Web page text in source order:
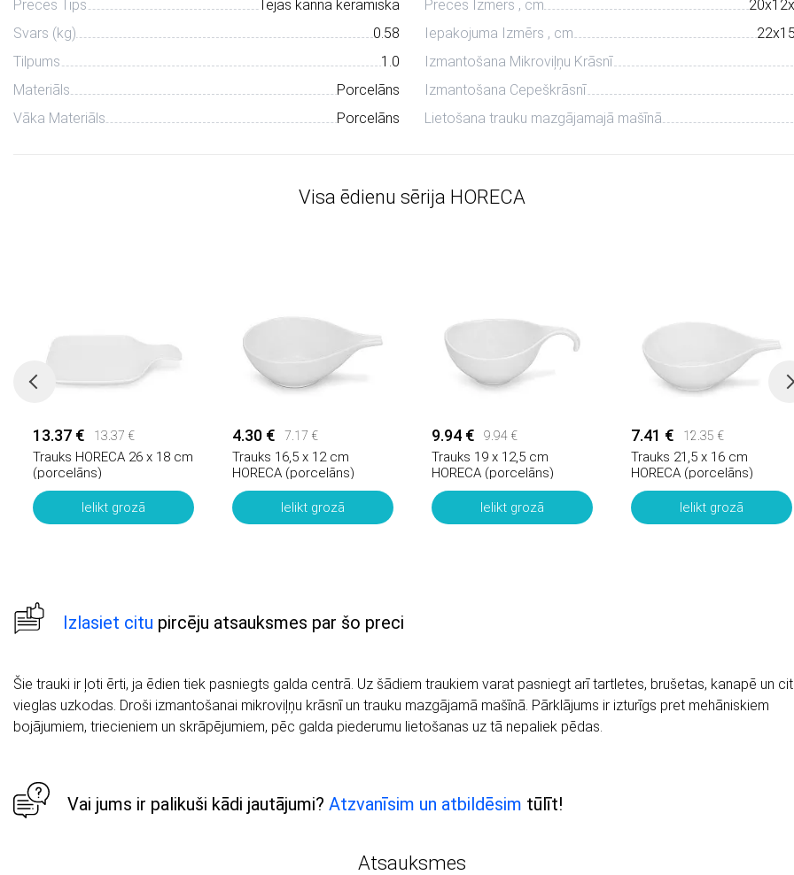
Preces Tips
Tējas kanna keramiska
Svars (kg)
0.58
Tilpums
1.0
Materiāls
Porcelāns
Vāka Materiāls
Porcelāns
Preces Izmērs , cm
Iepakojuma Izmērs , cm
Izmantošana Mikroviļņu Krāsnī
Izmantošana Cepeškrāsnī
Lietošana trauku mazgājamajā mašīnā
Visa ēdienu sērija HORECA
13.37 € 13.37 €
Trauks HORECA 26 x 18 cm
(porcelāns)
Ielikt grozā
4.30 € 7.17 €
Trauks 16,5 x 12 cm
HORECA (porcelāns)
Ielikt grozā
9.94 € 9.94 €
Trauks 19 x 12,5 cm
HORECA (porcelāns)
Ielikt grozā
7.41 € 12.35 €
Trauks 21,5 x 16 cm
HORECA (porcelāns)
Ielikt grozā
Izlasiet citu pircēju atsauksmes par šo preci
Šie trauki ir ļoti ērti, ja ēdien tiek pasniegts galda centrā. Uz šādiem traukiem varat pasniegt arī tartletes, brušetas, kanapē un
vieglas uzkodas. Droši izmantošanai mikroviļņu krāsnī un trauku mazgājamā mašīnā. Pārklājums ir izturīgs pret mehāniskiem
bojājumiem, triecieniem un skrāpējumiem, pēc galda piederumu lietošanas uz tā nepaliek pēdas.
Vai jums ir palikuši kādi jautājumi? Atzvanīsim un atbildēsim tūlīt!
Atsauksmes